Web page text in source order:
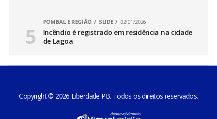
POMBAL E REGIÃO SLIDE 02/01/2026
Incêndio é registrado em residência na cidade
de Lagoa
Copyright © 2026 Liberdade PB. Todos os direitos reservados.